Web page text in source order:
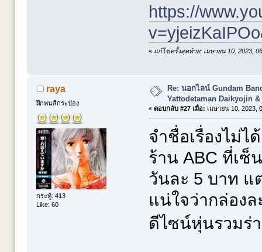
https://
« แก้ไขครั้งสุดท้าย: เมษายน 10, 2023,
raya
ฝึกพ่นสีกระป๋อง
กระทู้: 413
Like: 60
Re: นอกไลน์ Gundam
Yattodetaman Daikyojin &
« ตอบกลับ #27 เมื่อ: เมษายน 10, 2023,
จำชื่อเรื่องไม่
ร้าน ABC ที่เ
วันละ 5 บาท แ
แน่ใจว่ากล่อง
ดีไซน์หุ่นรวมร่